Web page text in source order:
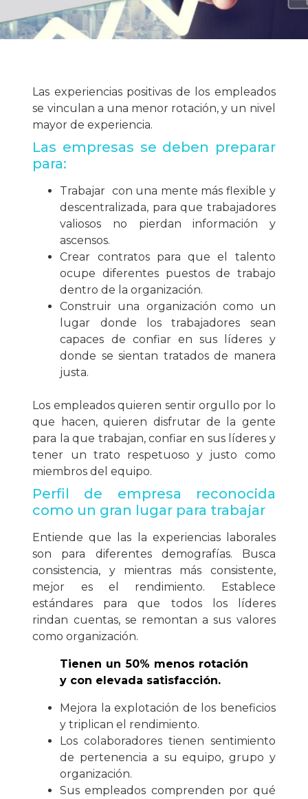
Las experiencias positivas de los empleados
se vinculan a una menor rotación, y un nivel
mayor de experiencia.
Las empresas se deben preparar
para:
Trabajar con una mente más flexible y
descentralizada, para que trabajadores
valiosos no pierdan información y
ascensos.
Crear contratos para que el talento
ocupe diferentes puestos de trabajo
dentro de la organización.
Construir una organización como un
lugar donde los trabajadores sean
capaces de confiar en sus líderes y
donde se sientan tratados de manera
justa.
Los empleados quieren sentir orgullo por lo
que hacen, quieren disfrutar de la gente
para la que trabajan, confiar en sus líderes y
tener un trato respetuoso y justo como
miembros del equipo.
Perfil de empresa reconocida
como un gran lugar para trabajar
Entiende que las la experiencias laborales
son para diferentes demografías. Busca
consistencia, y mientras más consistente,
mejor es el rendimiento. Establece
estándares para que todos los líderes
rindan cuentas, se remontan a sus valores
como organización.
Tienen un 50% menos rotación
y con elevada satisfacción.
Mejora la explotación de los beneficios
y triplican el rendimiento.
Los colaboradores tienen sentimiento
de pertenencia a su equipo, grupo y
organización.
Sus empleados comprenden por qué